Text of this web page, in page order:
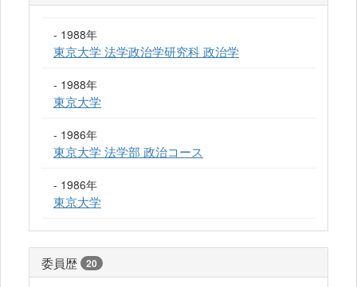
- 1988年
東京大学 法学政治学研究科 政治学
- 1988年
東京大学
- 1986年
東京大学 法学部 政治コース
- 1986年
東京大学
委員歴 20